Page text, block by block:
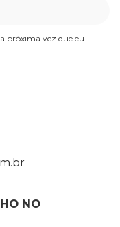
próxima vez que eu
NO